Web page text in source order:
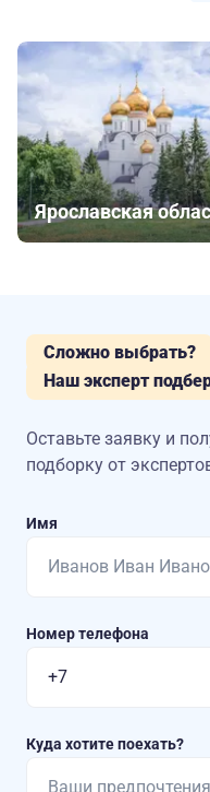
Ярославская
Сложно выбрать?
Наш эксперт
Оставьте заявку и
подборку от
Имя
Номер телефона
Куда хотите поехать?